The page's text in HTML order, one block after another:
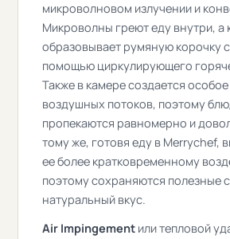
микроволновом излучении и
Микроволны греют еду внутри, а
образовывает румяную корочку
помощью циркулирующего
Также в камере создается
воздушных потоков, поэтому
пропекаются равномерно и
тому же, готовя еду в Merrychef,
ее более кратковременному
поэтому сохраняются полезные
натуральный вкус.
Air Impingement или тепловой